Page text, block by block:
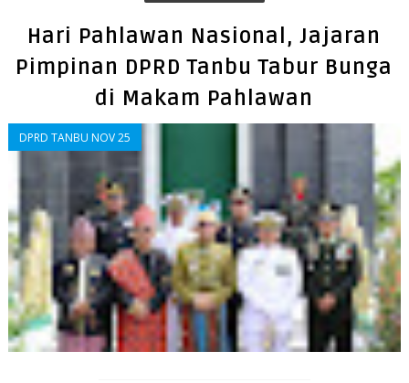
Hari Pahlawan Nasional, Jajaran
Pimpinan DPRD Tanbu Tabur Bunga
di Makam Pahlawan
DPRD TANBU NOV 25